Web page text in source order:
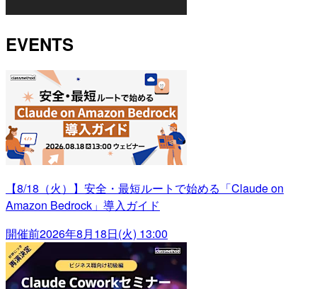
EVENTS
【8/18（火）】安全・最短ルートで始める「Claude on
Amazon Bedrock」導入ガイド
開催前2026年8月18日(火) 13:00